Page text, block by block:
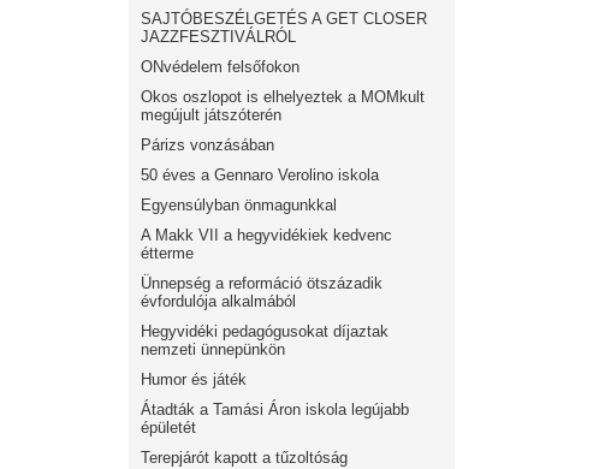
SAJTÓBESZÉLGETÉS A GET CLOSER
JAZZFESZTIVÁLRÓL
ONvédelem felsőfokon
Okos oszlopot is elhelyeztek a MOMkult
megújult játszóterén
Párizs vonzásában
50 éves a Gennaro Verolino iskola
Egyensúlyban önmagunkkal
A Makk VII a hegyvidékiek kedvenc
étterme
Ünnepség a reformáció ötszázadik
évfordulója alkalmából
Hegyvidéki pedagógusokat díjaztak
nemzeti ünnepünkön
Humor és játék
Átadták a Tamási Áron iskola legújabb
épületét
Terepjárót kapott a tűzoltóság